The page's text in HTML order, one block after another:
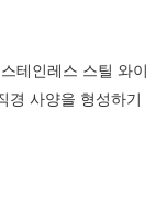
테인레스 스틸 와이
경 사양을 형성하기